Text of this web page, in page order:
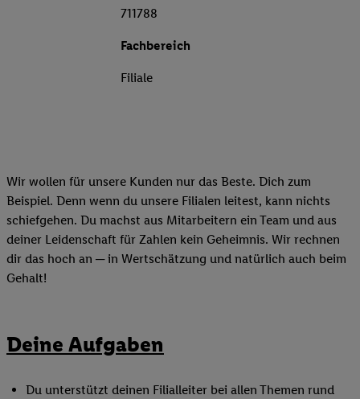
711788
Fachbereich
Filiale
Wir wollen für unsere Kunden nur das Beste. Dich zum
Beispiel. Denn wenn du unsere Filialen leitest, kann nichts
schiefgehen. Du machst aus Mitarbeitern ein Team und aus
deiner Leidenschaft für Zahlen kein Geheimnis. Wir rechnen
dir das hoch an ─ in Wertschätzung und natürlich auch beim
Gehalt!
Deine Aufgaben
Du unterstützt deinen Filialleiter bei allen Themen rund